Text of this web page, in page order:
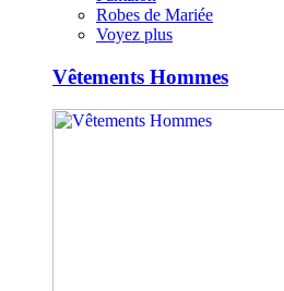
Robes de Mariée
Voyez plus
Vêtements Hommes